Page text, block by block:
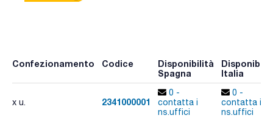
Confezionamento Codice
Disponibilità
Spagna
Italia
x u. 2341000001
0 -
contatta i
ns.uffici
0 -
contatta i
ns.uffici